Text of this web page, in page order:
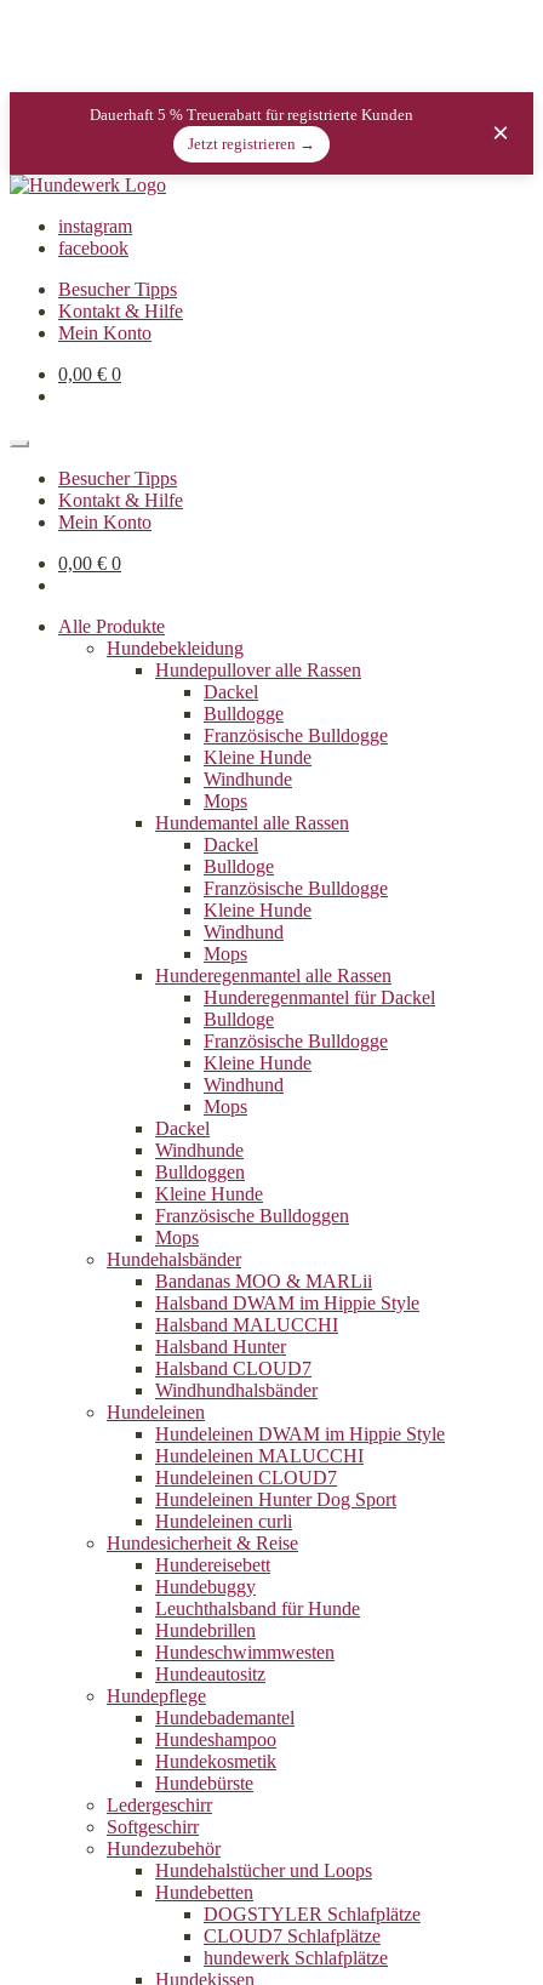
Dauerhaft 5 % Treuerabatt für registrierte Kunden
Jetzt registrieren →
×
instagram
facebook
Besucher Tipps
Kontakt & Hilfe
Mein Konto
0,00 € 0
Besucher Tipps
Kontakt & Hilfe
Mein Konto
0,00 € 0
Alle Produkte
Hundebekleidung
Hundepullover alle Rassen
Dackel
Bulldogge
Französische Bulldogge
Kleine Hunde
Windhunde
Mops
Hundemantel alle Rassen
Dackel
Bulldoge
Französische Bulldogge
Kleine Hunde
Windhund
Mops
Hunderegenman­tel alle Rassen
Hunderegenmantel für Dackel
Bulldoge
Französische Bulldogge
Kleine Hunde
Windhund
Mops
Dackel
Windhunde
Bulldoggen
Kleine Hunde
Französische Bulldoggen
Mops
Hundehalsbänder
Bandanas MOO & MARLii
Halsband DWAM im Hippie Style
Halsband MALUCCHI
Halsband Hunter
Halsband CLOUD7
Windhundhalsbänder
Hundeleinen
Hundeleinen DWAM im Hippie Style
Hundeleinen MALUCCHI
Hundeleinen CLOUD7
Hundeleinen Hunter Dog Sport
Hundeleinen curli
Hundesicherheit & Reise
Hundereisebett
Hundebuggy
Leuchthalsband für Hunde
Hundebrillen
Hundeschwimmwesten
Hundeautositz
Hundepflege
Hundebademantel
Hundeshampoo
Hundekosmetik
Hundebürste
Ledergeschirr
Softgeschirr
Hundezubehör
Hundehalstücher und Loops
Hundebetten
DOGSTYLER Schlafplätze
CLOUD7 Schlafplätze
hundewerk Schlafplätze
Hundekissen